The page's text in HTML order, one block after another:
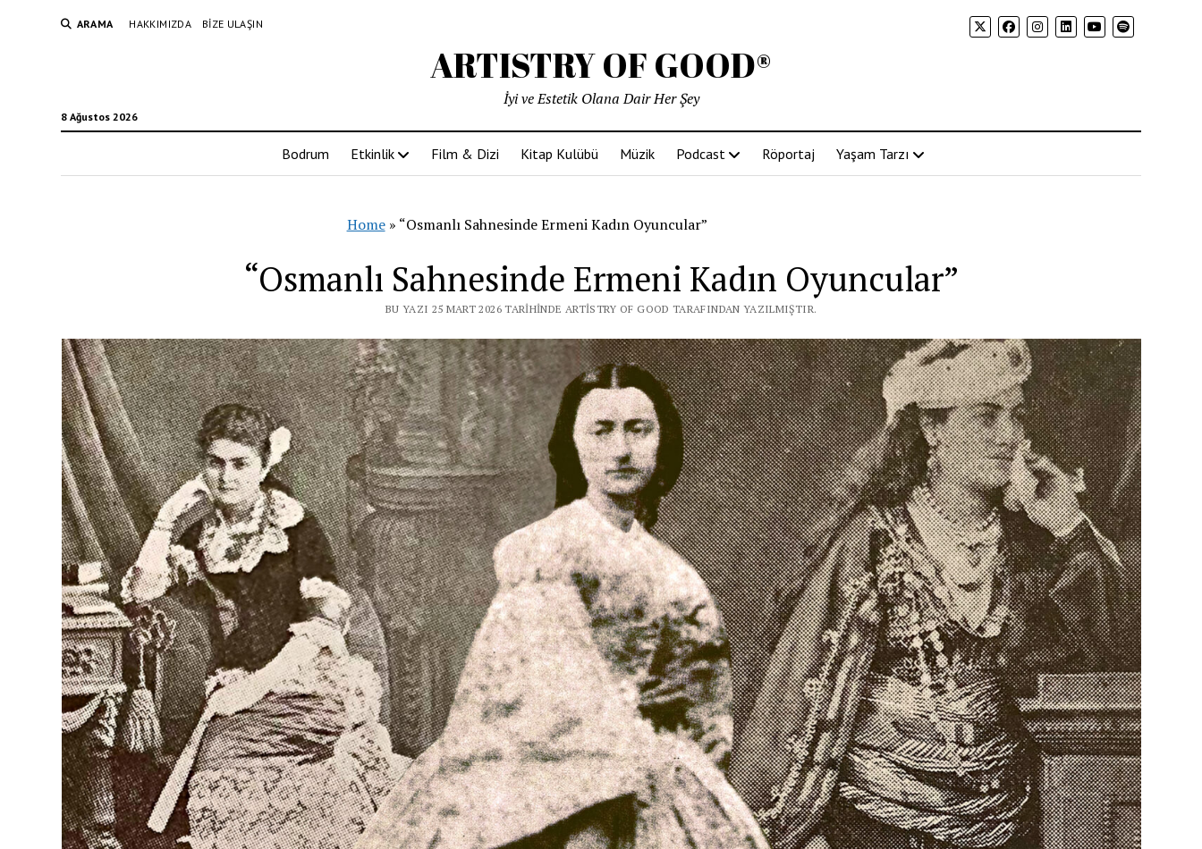
ARAMA HAKKIMIZDA BIZE ULAŞIN
ARTISTRY OF GOOD®
8 Ağustos 2026
İyi ve Estetik Olana Dair Her Şey
Bodrum Etkinlik Film & Dizi Kitap Kulübü Müzik Podcast Röportaj Yaşam Tarzı
Home» “Osmanlı Sahnesinde Ermeni Kadın Oyuncular”
“Osmanlı Sahnesinde Ermeni Kadın Oyuncular”
BU YAZI 25 MART 2026 TARIHINDE ARTISTRY OF GOOD TARAFINDAN YAZILMIŞTIR.